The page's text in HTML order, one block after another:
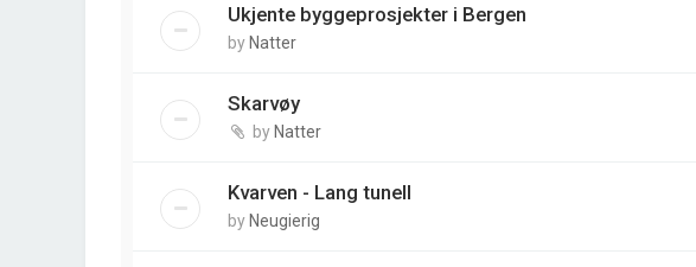
Ukjente byggeprosjekter i Bergen
by Natter
Skarvøy
by Natter
Kvarven - Lang tunell
by Neugierig